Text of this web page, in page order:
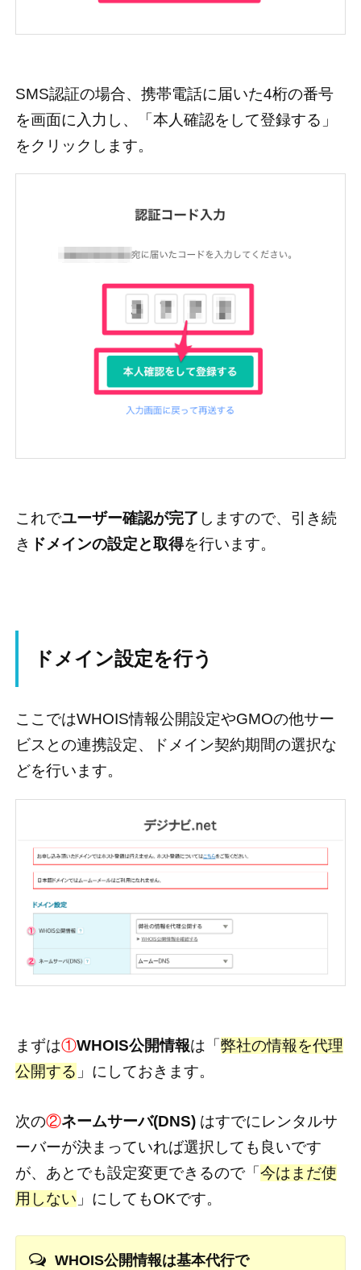
SMS認証の場合、携帯電話に届いた4桁の番号
を画面に入力し、「本人確認をして登録する」
をクリックします。
これでユーザー確認が完了 しますので、引き続
き ドメインの設定と取得を行います。
ドメイン設定を行う
ここではWHOIS情報公開設定やGMOの他サー
ビスとの連携設定、ドメイン契約期間の選択な
どを行います。
まずは①WHOIS公開情報は「弊社の情報を代理
公開する 」にしておきます。
次の②ネームサーバ(DNS) はすでにレンタルサ
ーバーが決まっていれば選択しても良いです
が、あとでも設定変更できるので「今はまだ使
用しない 」にしてもOKです。
WHOIS公開情報は基本代行で